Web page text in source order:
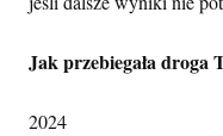
Jak przebiegała droga
2024